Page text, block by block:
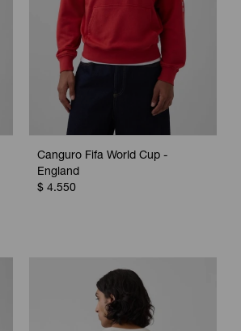
Canguro Fifa World Cup -
England
$ 4.550